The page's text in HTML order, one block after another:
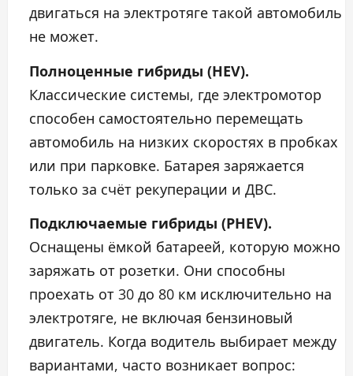
двигаться на электротяге такой автомобиль
не может.
Полноценные гибриды (HEV).
Классические системы, где электромотор
способен самостоятельно перемещать
автомобиль на низких скоростях в пробках
или при парковке. Батарея заряжается
только за счёт рекуперации и ДВС.
Подключаемые гибриды (PHEV).
Оснащены ёмкой батареей, которую можно
заряжать от розетки. Они способны
проехать от 30 до 80 км исключительно на
электротяге, не включая бензиновый
двигатель. Когда водитель выбирает между
вариантами, часто возникает вопрос: